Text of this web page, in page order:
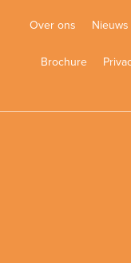
Over ons Nieuws
Brochure